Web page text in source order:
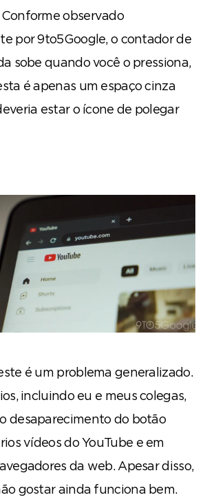
observado
por 9to5Google, o contador de
sobe quando você o pressiona,
é apenas um espaço cinza
estar o ícone de polegar
é um problema generalizado.
incluindo eu e meus colegas,
desaparecimento do botão
vídeos do YouTube e em
da web. Apesar disso,
gostar ainda funciona bem.